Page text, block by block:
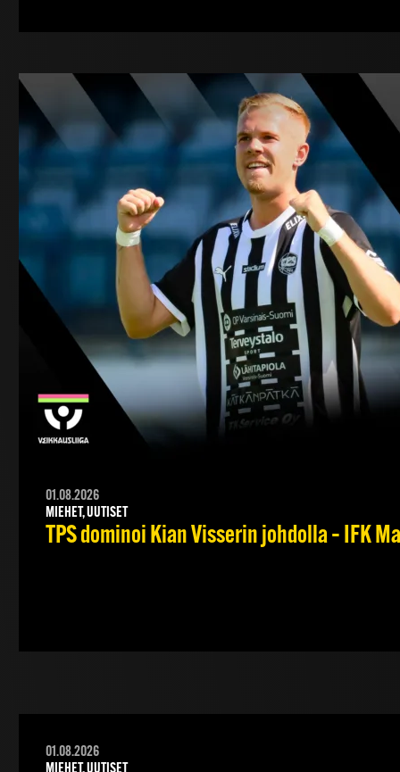
01.08.2026
MIEHET, UUTISET
TPS dominoi Kian Visserin johdolla – IFK
01.08.2026